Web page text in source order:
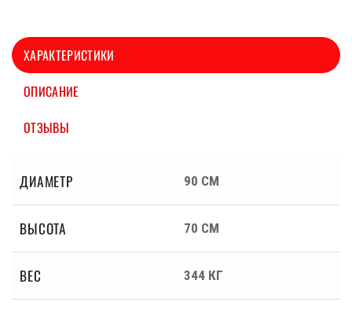
ХАРАКТЕРИСТИКИ
ОПИСАНИЕ
ОТЗЫВЫ
ДИАМЕТР 90 СМ
ВЫСОТА 70 СМ
ВЕС 344 КГ